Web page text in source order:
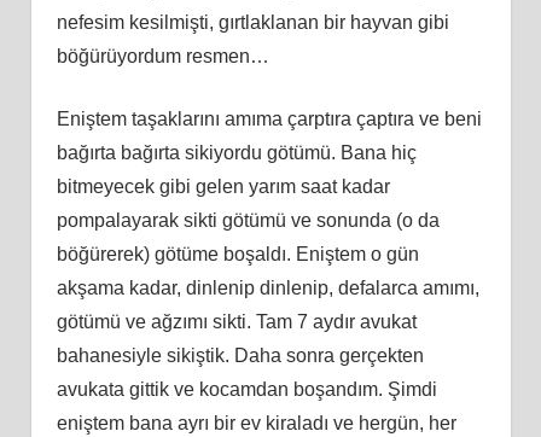
nefesim kesilmişti, gırtlaklanan bir hayvan gibi
böğürüyordum resmen…
Eniştem taşaklarını amıma çarptıra çaptıra ve beni
bağırta bağırta sikiyordu götümü. Bana hiç
bitmeyecek gibi gelen yarım saat kadar
pompalayarak sikti götümü ve sonunda (o da
böğürerek) götüme boşaldı. Eniştem o gün
akşama kadar, dinlenip dinlenip, defalarca amımı,
götümü ve ağzımı sikti. Tam 7 aydır avukat
bahanesiyle sikiştik. Daha sonra gerçekten
avukata gittik ve kocamdan boşandım. Şimdi
eniştem bana ayrı bir ev kiraladı ve hergün, her